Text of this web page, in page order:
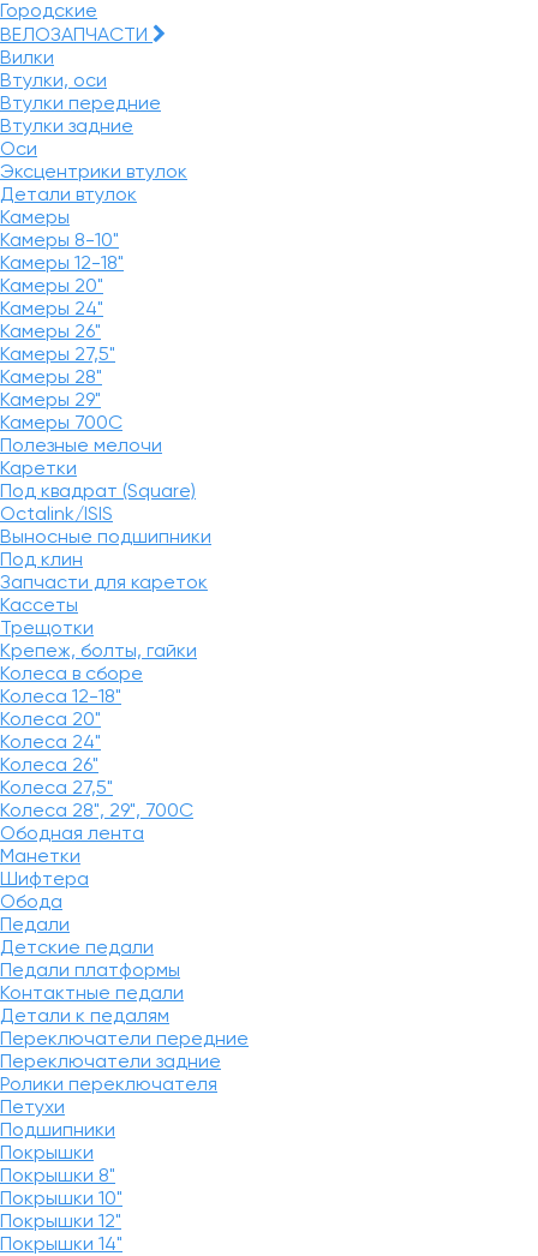
Городские
ВЕЛОЗАПЧАСТИ
Вилки
Втулки, оси
Втулки передние
Втулки задние
Оси
Эксцентрики втулок
Детали втулок
Камеры
Камеры 8-10"
Камеры 12-18"
Камеры 20"
Камеры 24"
Камеры 26"
Камеры 27,5"
Камеры 28"
Камеры 29"
Камеры 700C
Полезные мелочи
Каретки
Под квадрат (Square)
Octalink/ISIS
Выносные подшипники
Под клин
Запчасти для кареток
Кассеты
Трещотки
Крепеж, болты, гайки
Колеса в сборе
Колеса 12-18"
Колеса 20"
Колеса 24"
Колеса 26"
Колеса 27,5"
Колеса 28", 29", 700С
Ободная лента
Манетки
Шифтера
Обода
Педали
Детские педали
Педали платформы
Контактные педали
Детали к педалям
Переключатели передние
Переключатели задние
Ролики переключателя
Петухи
Подшипники
Покрышки
Покрышки 8"
Покрышки 10"
Покрышки 12"
Покрышки 14"